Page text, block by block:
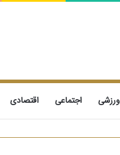
ورزشی اجتماعی اقتصادی